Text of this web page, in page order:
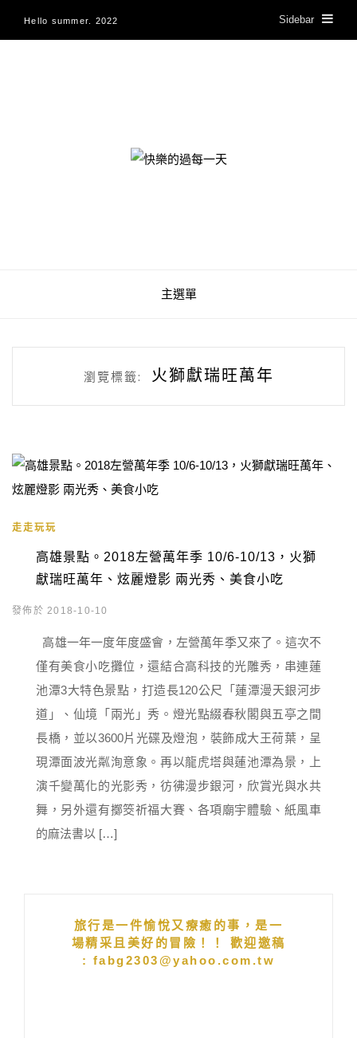
Hello summer. 2022 Sidebar
快樂的過每一天
主選單
瀏覽標籤: 火獅獻瑞旺萬年
走走玩玩
高雄景點。2018左營萬年季 10/6-10/13，火獅
獻瑞旺萬年、炫麗燈影 兩光秀、美食小吃
發佈於 2018-10-10
高雄一年一度年度盛會，左營萬年季又來了。這次不
僅有美食小吃攤位，還結合高科技的光雕秀，串連蓮
池潭3大特色景點，打造長120公尺「蓮潭漫天銀河步
道」、仙境「兩光」秀。燈光點綴春秋閣與五亭之間
長橋，並以3600片光碟及燈泡，裝飾成大王荷葉，呈
現潭面波光粼洵意象。再以龍虎塔與蓮池潭為景，上
演千變萬化的光影秀，彷彿漫步銀河，欣賞光與水共
舞，另外還有擲筊祈福大賽、各項廟宇體驗、紙風車
的麻法書以 […]
旅行是一件愉悅又療癒的事，是一
場精采且美好的冒險！！ 歡迎邀稿
: fabg2303@yahoo.com.tw